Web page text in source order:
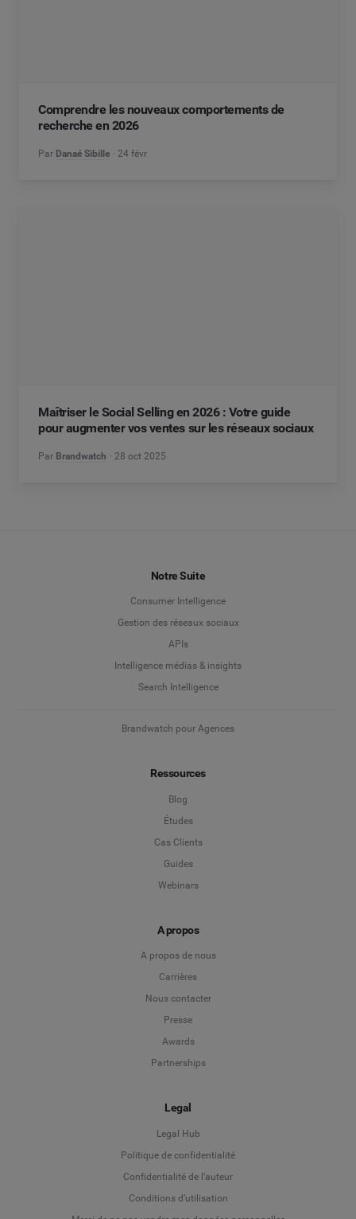
Comprendre les nouveaux comportements de
recherche en 2026
Par Danaé Sibille 24 févr
Maîtriser le Social Selling en 2026 : Votre guide
pour augmenter vos ventes sur les réseaux sociaux
Par Brandwatch 28 oct 2025
Notre Suite
Consumer Intelligence
Gestion des réseaux sociaux
APIs
Intelligence médias & insights
Search Intelligence
Brandwatch pour Agences
Ressources
Blog
Études
Cas Clients
Guides
Webinars
A propos
A propos de nous
Carrières
Nous contacter
Presse
Awards
Partnerships
Legal
Legal Hub
Politique de confidentialité
Confidentialité de l’auteur
Conditions d’utilisation